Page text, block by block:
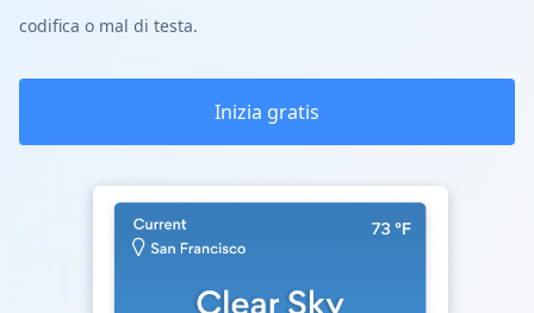
codifica o mal di testa.
Inizia gratis